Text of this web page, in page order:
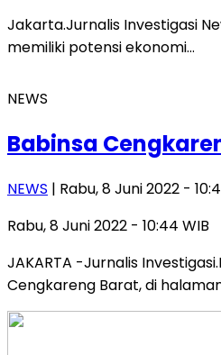
Jakarta.Jurnalis Investigasi
memiliki potensi ekonomi…
NEWS
Babinsa
NEWS | Rabu, 8 Juni 2022 -
Rabu, 8 Juni 2022 - 10:44 WIB
JAKARTA -Jurnalis
Cengkareng Barat, di